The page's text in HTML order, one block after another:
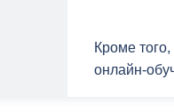
Кроме
онлайн-